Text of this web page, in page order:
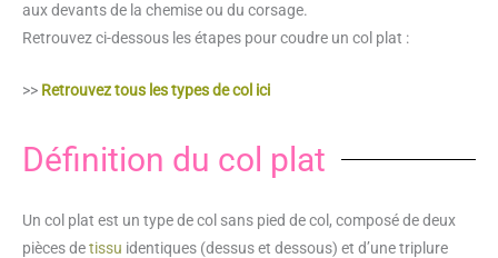
aux devants de la chemise ou du corsage.
Retrouvez ci-dessous les étapes pour coudre un col plat :
>> Retrouvez tous les types de col ici
Définition du col plat
Un col plat est un type de col sans pied de col, composé de deux
pièces detissu identiques (dessus et dessous) et d’une triplure